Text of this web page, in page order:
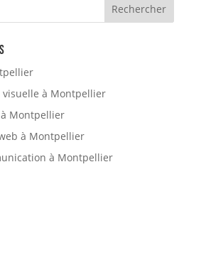
à Montpellier
Montpellier
à Montpellier
à Montpellier